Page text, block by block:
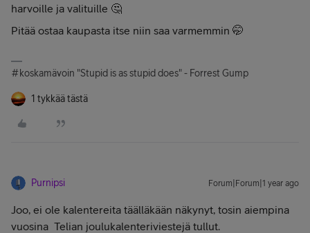
harvoille ja valituille 🤔
Pitää ostaa kaupasta itse niin saa varmemmin 🤭
#koskamävoin "Stupid is as stupid does" - Forrest Gump
1 tykkää tästä
Purnipsi Forum|Forum|1 year ago
Joo, ei ole kalentereita täälläkään näkynyt, tosin aiempina
vuosina Telian joulukalenteriviestejä tullut.